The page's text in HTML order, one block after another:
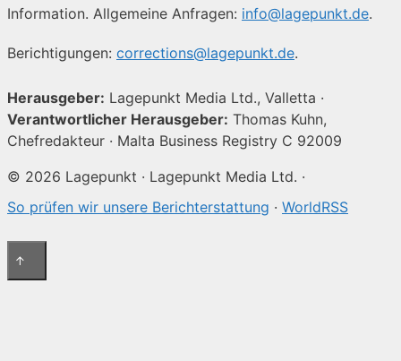
Information. Allgemeine Anfragen: info@lagepunkt.de.
Berichtigungen: corrections@lagepunkt.de.
Herausgeber: Lagepunkt Media Ltd., Valletta ·
Verantwortlicher Herausgeber: Thomas Kuhn,
Chefredakteur · Malta Business Registry C 92009
© 2026 Lagepunkt · Lagepunkt Media Ltd. ·
So prüfen wir unsere Berichterstattung · WorldRSS
↑